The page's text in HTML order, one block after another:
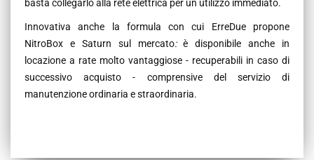
basta collegarlo alla rete elettrica per un utilizzo immediato.
Innovativa anche la formula con cui ErreDue propone
NitroBox e Saturn sul mercato:è disponibile anche in
locazione a rate molto vantaggiose - recuperabili in caso di
successivo acquisto - comprensive del servizio di
manutenzione ordinaria e straordinaria.